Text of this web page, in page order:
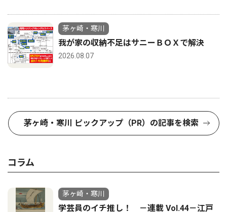
茅ヶ崎・寒川
我が家の収納不足はサニーＢＯＸで解決
2026.08.07
茅ヶ崎・寒川 ピックアップ（PR）の記事を検索
コラム
茅ヶ崎・寒川
学芸員のイチ推し！ －連載 Vol.44－江戸